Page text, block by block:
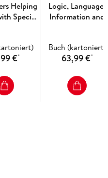
Helping
Special
€*
Logic, Language,
Information and
Buch (kartoniert)
63,99 €*